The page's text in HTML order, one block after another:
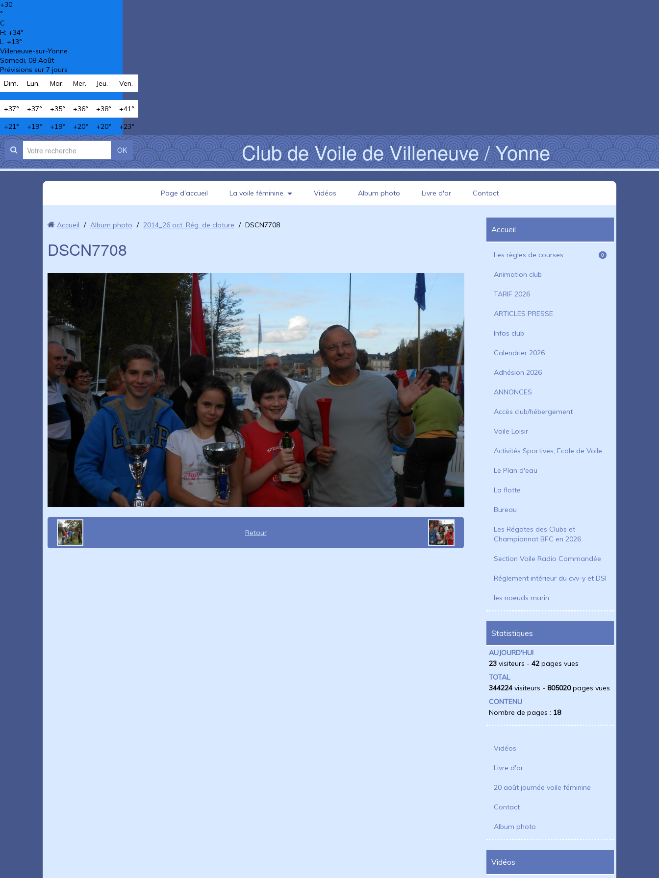
+30
°
C
H: +34°
L: +13°
Villeneuve-sur-Yonne
Samedi, 08 Août
Prévisions sur 7 jours
Dim.
Lun. Mar. Mer. Jeu. Ven.
+37° +37° +35° +36° +38° +41°
+21° +19° +19° +20° +20° +23°
OK Club de Voile de Villeneuve / Yonne
Page d'accueil La voile féminine Vidéos Album photo Livre d'or Contact
Accueil / Album photo / 2014_26 oct. Rég. de cloture / DSCN7708
DSCN7708
Retour
Accueil
Les règles de courses 0
Animation club
TARIF 2026
ARTICLES PRESSE
Infos club
Calendrier 2026
Adhésion 2026
ANNONCES
Accès club/hébergement
Voile Loisir
Activités Sportives, Ecole de Voile
Le Plan d'eau
La flotte
Bureau
Les Régates des Clubs et
Championnat BFC en 2026
Section Voile Radio Commandée
Réglement intérieur du cvv-y et DSI
les noeuds marin
Statistiques
AUJOURD'HUI
23visiteurs - 42pages vues
TOTAL
344224visiteurs - 805020pages vues
CONTENU
Nombre de pages : 18
Vidéos
Livre d'or
20 août journée voile féminine
Contact
Album photo
Vidéos